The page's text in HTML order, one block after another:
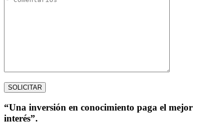
“Una inversión en conocimiento paga el mejor
interés”.